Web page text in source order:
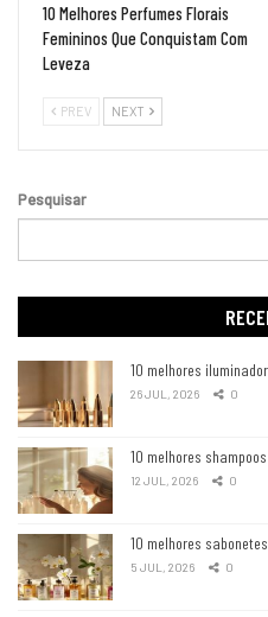
10 Melhores Perfumes Florais
Femininos Que Conquistam Com
Leveza
PREV NEXT
Pesquisar
10 melhores
26 JUL, 2026 0
10 melhores
12 JUL, 2026 0
10 melhores
5 JUL, 2026 0